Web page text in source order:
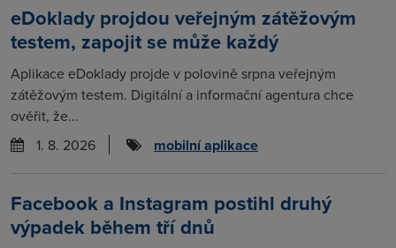
eDoklady projdou veřejným zátěžovým
testem, zapojit se může každý
Aplikace eDoklady projde v polovině srpna veřejným
zátěžovým testem. Digitální a informační agentura chce
ověřit, že...
1. 8. 2026
mobilní aplikace
Facebook a Instagram postihl druhý
výpadek během tří dnů